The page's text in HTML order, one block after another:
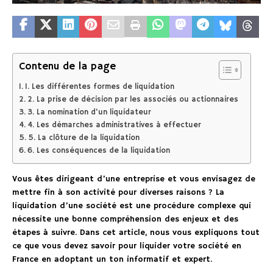
Contenu de la page
1. Les différentes formes de liquidation
2. La prise de décision par les associés ou actionnaires
3. La nomination d’un liquidateur
4. Les démarches administratives à effectuer
5. La clôture de la liquidation
6. Les conséquences de la liquidation
Vous êtes dirigeant d’une entreprise et vous envisagez de
mettre fin à son activité pour diverses raisons ? La
liquidation d’une société est une procédure complexe qui
nécessite une bonne compréhension des enjeux et des
étapes à suivre. Dans cet article, nous vous expliquons tout
ce que vous devez savoir pour liquider votre société en
France en adoptant un ton informatif et expert.